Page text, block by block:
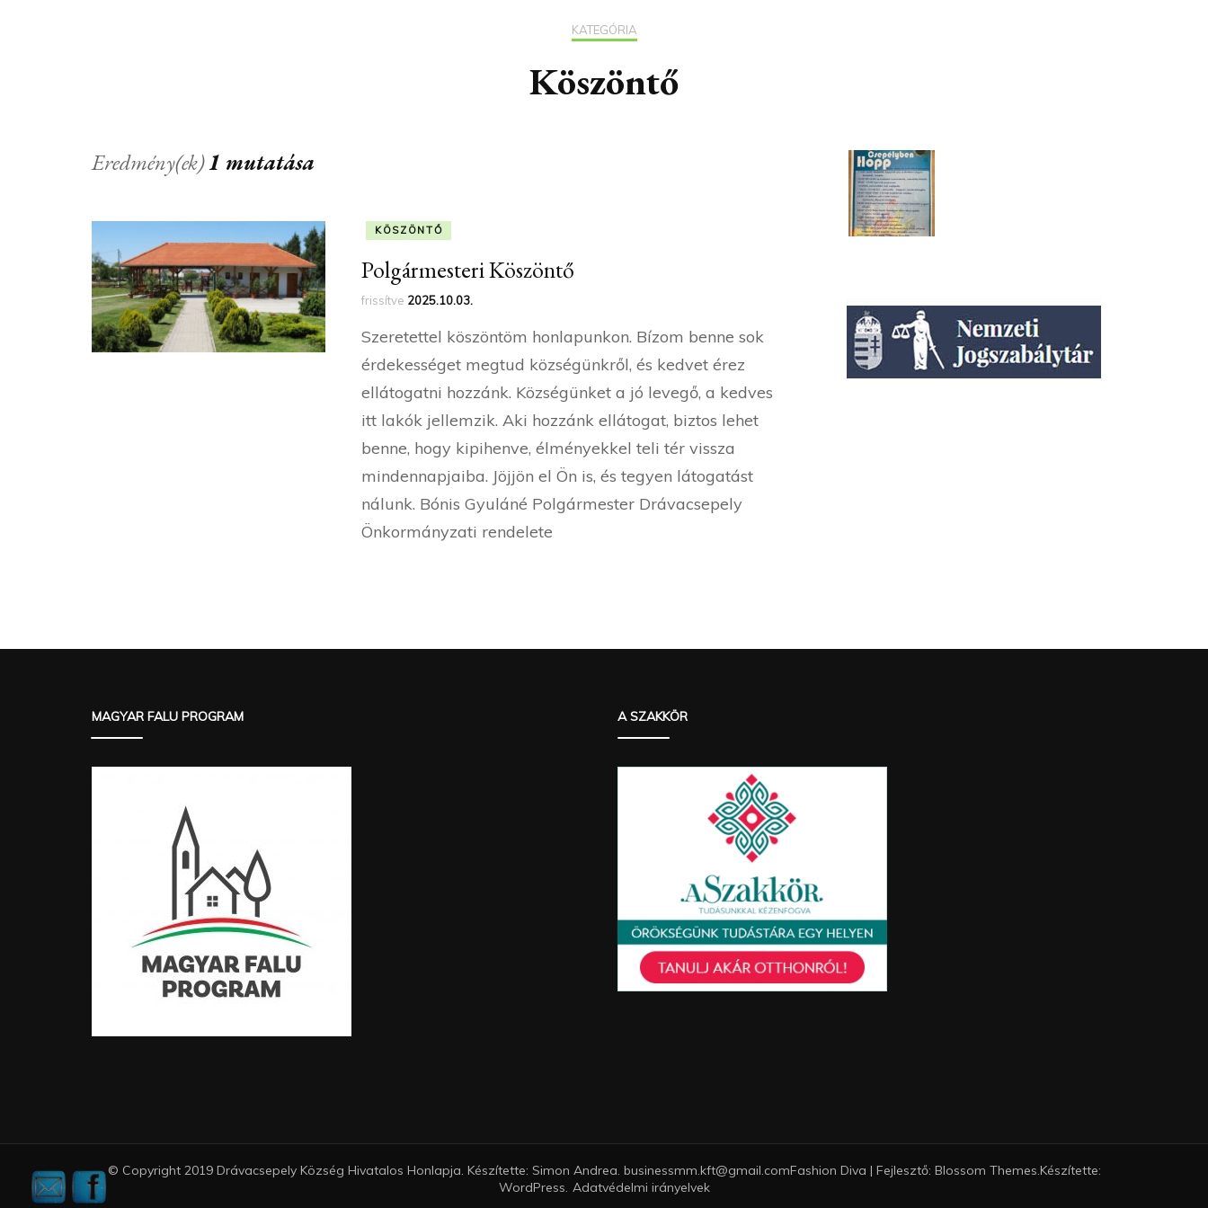
KATEGÓRIA
Köszöntő
Eredmény(ek)1 mutatása
KÖSZÖNTŐ
Polgármesteri Köszöntő
frissítve 2025.10.03.
Szeretettel köszöntöm honlapunkon. Bízom benne sok
érdekességet megtud községünkről, és kedvet érez
ellátogatni hozzánk. Községünket a jó levegő, a kedves
itt lakók jellemzik. Aki hozzánk ellátogat, biztos lehet
benne, hogy kipihenve, élményekkel teli tér vissza
mindennapjaiba. Jöjjön el Ön is, és tegyen látogatást
nálunk. Bónis Gyuláné Polgármester Drávacsepely
Önkormányzati rendelete
MAGYAR FALU PROGRAM A SZAKKÖR
© Copyright 2019 Drávacsepely Község Hivatalos Honlapja. Készítette: Simon Andrea. businessmm.kft@gmail.comFashion Diva | Fejlesztő: Blossom Themes.Készítette:
WordPress. Adatvédelmi irányelvek